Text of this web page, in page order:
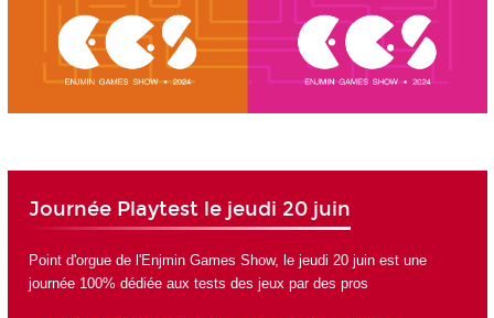
Journée Playtest le jeudi 20 juin
Point d'orgue de l'Enjmin Games Show, le jeudi 20 juin est une
journée 100% dédiée aux tests des jeux par des pros